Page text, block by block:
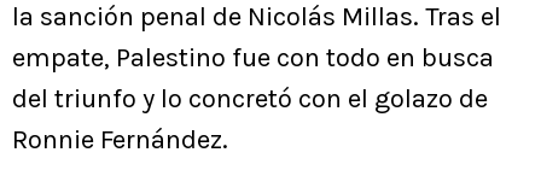
la sanción penal de Nicolás Millas. Tras el
empate, Palestino fue con todo en busca
del triunfo y lo concretó con el golazo de
Ronnie Fernández.